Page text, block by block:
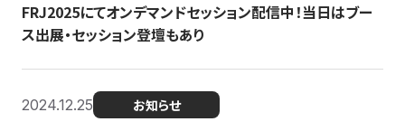
FRJ2025にてオンデマンドセッション配信中！当日はブー
ス出展・セッション登壇もあり
2024.12.25 お知らせ